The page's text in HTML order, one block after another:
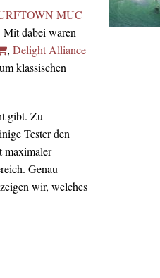
MUC
Mit dabei waren
, Delight Alliance
klassischen
gibt. Zu
Tester den
maximaler
Genau
wir, welches